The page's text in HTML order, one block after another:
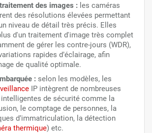
des images : les caméras
des résolutions élevées permettant
niveau de détail très précis. Elles
d'un traitement d'image très complet
de gérer les contre-jours (WDR),
rapides d’éclairage, afin
de qualité optimale.
: selon les modèles, les
IP intègrent de nombreuses
de sécurité comme la
le comptage de personnes, la
d’immatriculation, la détection
thermique) etc.